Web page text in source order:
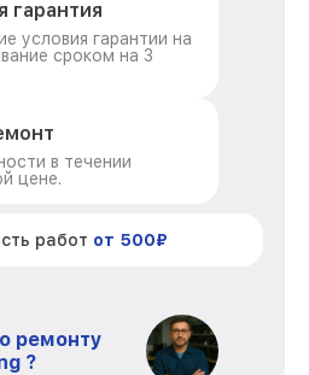
гарантия
условия гарантии на
сроком на 3
в течении
цене.
работ от 500₽
ремонту
?